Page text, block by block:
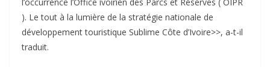
l’occurrence l’Office ivoirien des Parcs et Réserves ( OIPR
). Le tout à la lumière de la stratégie nationale de
développement touristique Sublime Côte d’Ivoire>>, a-t-il
traduit.